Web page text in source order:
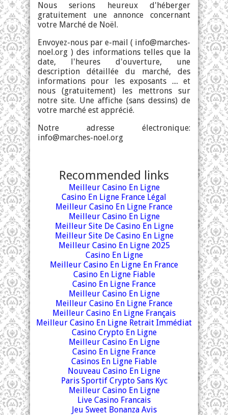
Nous serions heureux d'héberger
gratuitement une annonce concernant
votre Marché de Noël.
Envoyez-nous par e-mail ( info@marches-
noel.org ) des informations telles que la
date, l'heures d'ouverture, une
description détaillée du marché, des
informations pour les exposants .... et
nous (gratuitement) les mettrons sur
notre site. Une affiche (sans dessins) de
votre marché est apprécié.
Notre adresse électronique:
info@marches-noel.org
Recommended links
Meilleur Casino En Ligne
Casino En Ligne France Légal
Meilleur Casino En Ligne France
Meilleur Casino En Ligne
Meilleur Site De Casino En Ligne
Meilleur Site De Casino En Ligne
Meilleur Casino En Ligne 2025
Casino En Ligne
Meilleur Casino En Ligne En France
Casino En Ligne Fiable
Casino En Ligne France
Meilleur Casino En Ligne
Meilleur Casino En Ligne France
Meilleur Casino En Ligne Français
Meilleur Casino En Ligne Retrait Immédiat
Casino Crypto En Ligne
Meilleur Casino En Ligne
Casino En Ligne France
Casinos En Ligne Fiable
Nouveau Casino En Ligne
Paris Sportif Crypto Sans Kyc
Meilleur Casino En Ligne
Live Casino Francais
Jeu Sweet Bonanza Avis